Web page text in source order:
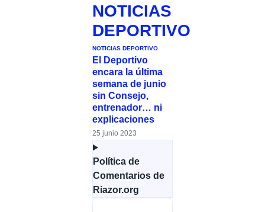
NOTICIAS
DEPORTIVO
NOTICIAS DEPORTIVO
El Deportivo
encara la última
semana de junio
sin Consejo,
entrenador… ni
explicaciones
25 junio 2023
Política de
Comentarios de
Riazor.org